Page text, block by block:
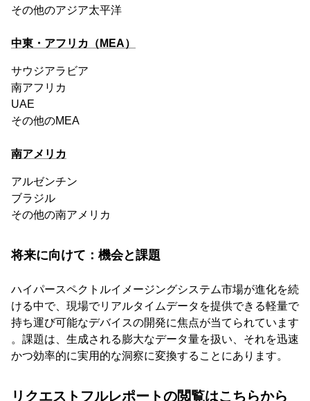
その他のアジア太平洋
中東・アフリカ（MEA）
サウジアラビア
南アフリカ
UAE
その他のMEA
南アメリカ
アルゼンチン
ブラジル
その他の南アメリカ
将来に向けて：機会と課題
ハイパースペクトルイメージングシステム市場が進化を続
ける中で、現場でリアルタイムデータを提供できる軽量で
持ち運び可能なデバイスの開発に焦点が当てられています
。課題は、生成される膨大なデータ量を扱い、それを迅速
かつ効率的に実用的な洞察に変換することにあります。
リクエストフルレポートの閲覧はこちらから